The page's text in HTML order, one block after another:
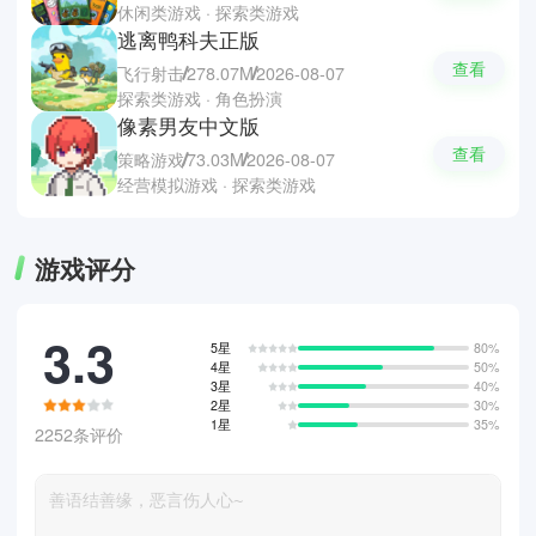
休闲类游戏 · 探索类游戏
逃离鸭科夫正版
飞行射击278.07M2026-08-07
探索类游戏 · 角色扮演
查看
像素男友中文版
策略游戏73.03M2026-08-07
经营模拟游戏 · 探索类游戏
查看
游戏评分
3.3
2252条评价
5星
80%
4星
50%
3星
40%
2星
30%
1星
35%